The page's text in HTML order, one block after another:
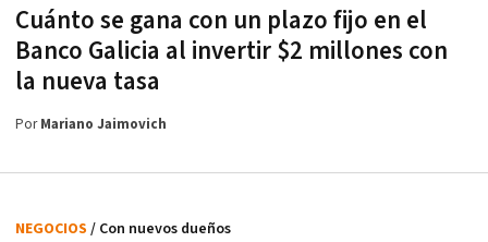
Cuánto se gana con un plazo fijo en el
Banco Galicia al invertir $2 millones con
la nueva tasa
PorMariano Jaimovich
NEGOCIOS / Con nuevos dueños